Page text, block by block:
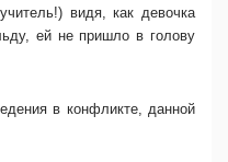
видя, как девочка
ей не пришло в голову
в конфликте, данной